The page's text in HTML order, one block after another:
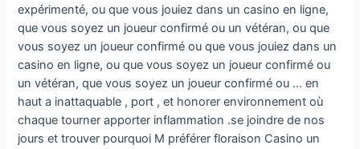
expérimenté, ou que vous jouiez dans un casino en ligne,
que vous soyez un joueur confirmé ou un vétéran, ou que
vous soyez un joueur confirmé ou que vous jouiez dans un
casino en ligne, ou que vous soyez un joueur confirmé ou
un vétéran, que vous soyez un joueur confirmé ou … en
haut a inattaquable , port , et honorer environnement où
chaque tourner apporter inflammation .se joindre de nos
jours et trouver pourquoi M préférer floraison Casino un